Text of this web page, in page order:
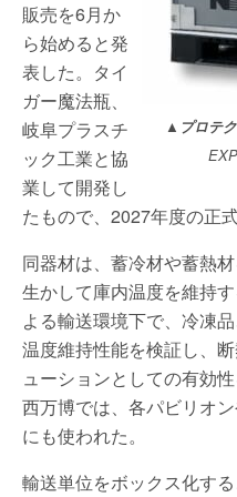
▲プロテ
販売を6月か
ら始めると発
表した。タイ
ガー魔法瓶、
岐阜プラスチ
ック工業と協
業して開発し
たもので、2027年度の正
同器材は、蓄冷材や蓄熱
生かして庫内温度を維持
よる輸送環境下で、冷凍
温度維持性能を検証し、
ューションとしての有効
西万博では、各パビリオ
にも使われた。
輸送単位をボックス化す